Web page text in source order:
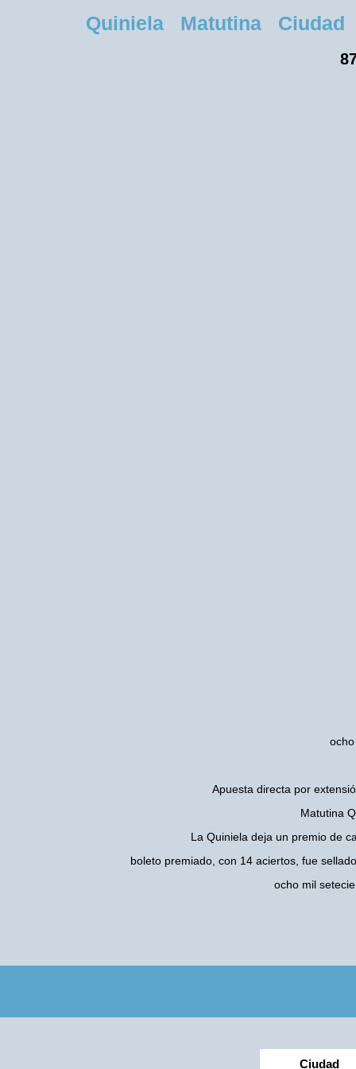
Quiniela Matutina Ciudad
Apuesta directa por
Matutina
La Quiniela deja un premio de
boleto premiado, con 14 aciertos, fue
ocho mil
Ciudad